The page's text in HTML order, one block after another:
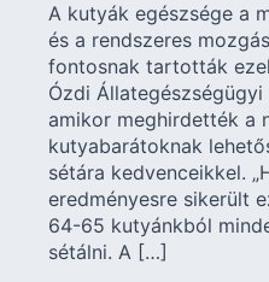
A kutyák egészsége a
és a rendszeres
fontosnak tartották
Ózdi
amikor meghirdették a
kutyabarátoknak
sétára kedvenceikkel.
eredményesre sikerült
64-65 kutyánkból
sétálni. A […]